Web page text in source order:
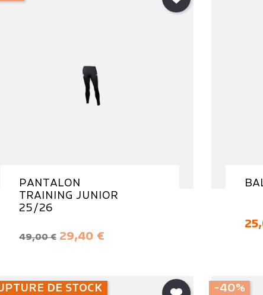
PANTALON
TRAINING JUNIOR
25/26
Prix de base
49,00 € Prix
29,40 €
DE STOCK -40%